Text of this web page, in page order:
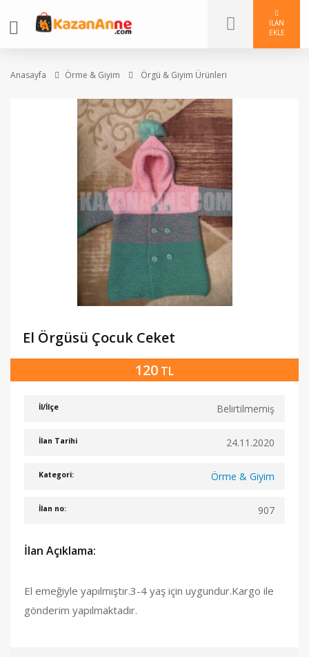
İLAN
EKLE
Anasayfa Örme & Giyim Örgü & Giyim Ürünleri
El Örgüsü Çocuk Ceket
120 TL
İl/İlçe Belirtilmemiş
İlan Tarihi 24.11.2020
Kategori: Örme & Giyim
İlan no: 907
İlan Açıklama:
El emeğiyle yapılmıştır.3-4 yaş için uygundur.Kargo ile
gönderim yapılmaktadır.